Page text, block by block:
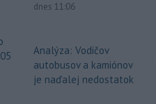
dnes 11:06
Analýza: Vodičov
autobusov a kamiónov
je naďalej nedostatok